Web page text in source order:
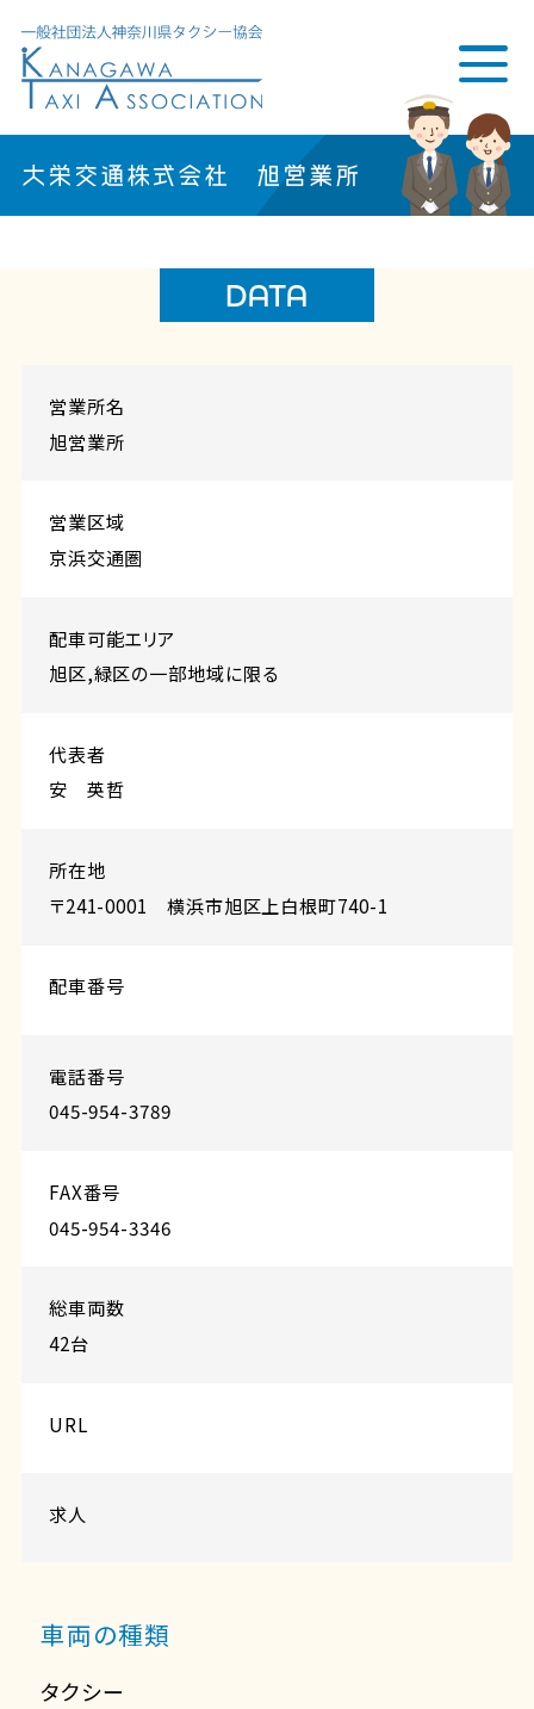
大栄交通株式会社 旭営業所
DATA
営業所名
旭営業所
営業区域
京浜交通圏
配⾞可能エリア
旭区,緑区の一部地域に限る
代表者
安 英哲
所在地
〒241-0001 横浜市旭区上白根町740-1
配車番号
電話番号
045-954-3789
FAX番号
045-954-3346
総車両数
42台
URL
求人
車両の種類
タクシー